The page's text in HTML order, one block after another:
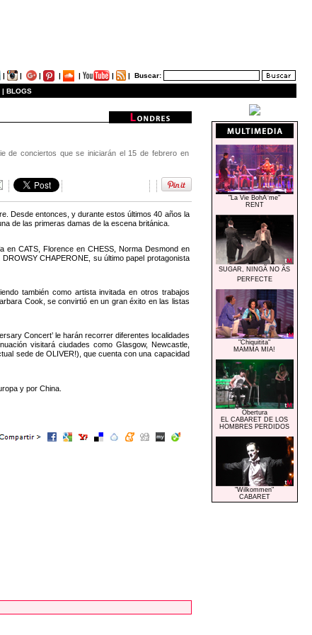
| | | | | | | Buscar:
| BLOGS
de conciertos que se iniciarán el 15 de febrero en
Desde entonces, y durante estos últimos 40 años la
de las primeras damas de la escena británica.
en CATS, Florence en CHESS, Norma Desmond en
CHAPERONE, su último papel protagonista
también como artista invitada en otros trabajos
Cook, se convirtió en un gran éxito en las listas
Concert’ le harán recorrer diferentes localidades
visitará ciudades como Glasgow, Newcastle,
sede de OLIVER!), que cuenta con una capacidad
y por China.
"La Vie BohÃ¨me"
RENT
SUGAR, NINGÃ NO ÃS
PERFECTE
"Chiquitita"
MAMMA MIA!
Obertura
EL CABARET DE LOS
HOMBRES PERDIDOS
"Wilkommen"
CABARET